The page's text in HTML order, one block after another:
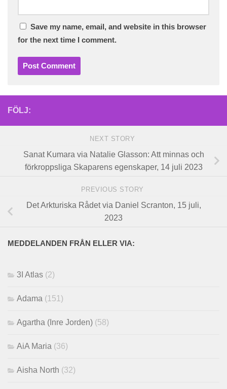
Save my name, email, and website in this browser
for the next time I comment.
FÖLJ:
NEXT STORY
Sanat Kumara via Natalie Glasson: Att minnas och
förkroppsliga Skaparens egenskaper, 14 juli 2023
PREVIOUS STORY
Det Arkturiska Rådet via Daniel Scranton, 15 juli,
2023
MEDDELANDEN FRÅN ELLER VIA:
3I Atlas (2)
Adama (151)
Agartha (Inre Jorden) (58)
AiA Maria (36)
Aisha North (32)